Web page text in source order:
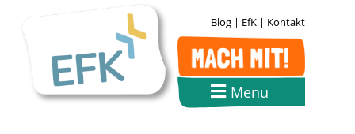
Blog | EfK | Kontakt
Menu